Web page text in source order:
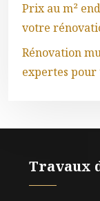
Prix au m²
votre
Rénovation
expertes
Travaux